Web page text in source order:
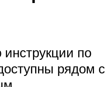
инструкции по
рядом с